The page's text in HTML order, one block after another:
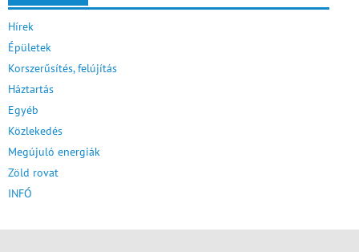
Hírek
Épületek
Korszerűsítés, felújítás
Háztartás
Egyéb
Közlekedés
Megújuló energiák
Zöld rovat
INFÓ